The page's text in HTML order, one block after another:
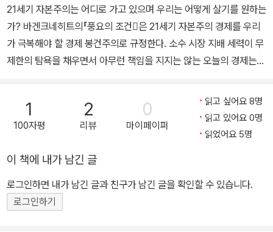
적 약자에 대한 휴머니즘적 관심이 그녀를 좌파 정치인이 되게 했다.
바겐크네히트는 독일의 분단과 통일을 거치는 격변의 시대에 동시대
인으로서 누구보다도 민감하게 그 변화를 받아들이고 자신의 고유한
방법으로 대응하면서 정치인으로 성장했다. 바겐크네히트가 물려받
에 적합한 경제 정책을 추구한 독일 역사학파의 전통이다. 모든 나라
에 획일적으로 똑 같은 경제정책을 적용하여 각 국민국가의 특수성과
자율성을 파괴한다면 그것은 인류가 이룩한 경제성과를 초국적 콘체
른과 금융자본에 통째로 내주는 꼴이라는 그녀의 판단은 그리스 금융
는 국가의 부에 관심을 집중한 역사학파의 인식을 벗어나 '사회'와 '생
활수준의 향상'에 초점을 맞춘다는 점에서 역사학파와 구별된다. 바
성, 이중의 굴레≫(토니 클리프), ≪풍요의 조건≫(자라 바겐크네히
트) 등을 번역했다. 20여 년 전부터 직접 커피를 볶아 마시기 시작한
저자에게 커피는 인간과 사회 그리고 세계를 보는 창이나 다름없는
특별한 사물이었다. 저자는 자연스럽게 커피의 역사에 관심을 두었고
인 ≪인디커피교과서≫(백년후, 2012)를 집필했다. 이 책 ≪커피의
시대≫는 저자가 그 동안 쌓은 역량과 노력을 모두 쏟아 5백년에 걸
친 커피의 역사를 새롭게 직조해낸다.
21세기 자본주의는 어디로 가고 있으며 우리는 어떻게 살기를 원하는
가? 바겐크네히트의『풍요의 조건󰡕은 21세기 자본주의 경제를 우리
가 극복해야 할 경제 봉건주의로 규정한다. 소수 시장 지배 세력이 무
제한의 탐욕을 채우면서 아무런 책임을 지지는 않는 오늘의 경제는
신화가 실종되고 중산층이 사라진 반면, 혁신과 경쟁의 결과가 아니
라 혈연과 유산에 바탕을 둔 금벌金閥이 시장을 완벽하게 장악해 그
의이다. 지금의 경제는 심지어 계층상승의 기회가 될 교육에서조차
그대로 재현되면서 젊은이들의 미래를 위협하고 있으며, 흔히 창의적
인 지적 노력의 결과라고 받아들이는 특허권마저 실은 소수 거대 콘
체른의 시장 지배력을 지키는 수단으로 전락했다는 사실을 저자는 구
1
100자평
2
리뷰
0
마이페이퍼
읽고 싶어요 8명
읽고 있어요 0명
읽었어요 5명
이 책에 내가 남긴 글
로그인하면 내가 남긴 글과 친구가 남긴 글을 확인할 수 있습니다.
로그인하기